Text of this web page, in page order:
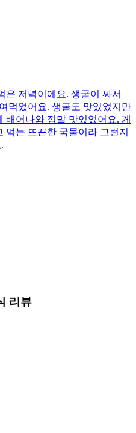
은 저녁이에요. 생굴이 싸서
먹었어요. 생굴도 맛있었지만
배어나와 정말 맛있었어요. 게
먹는 뜨끈한 국물이라 그런지
리뷰